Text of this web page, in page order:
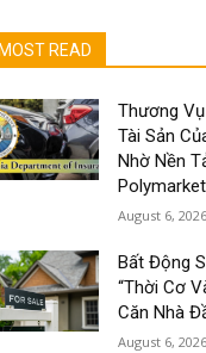
MOST READ
Thương Vụ
Tài Sản
Nhờ Nền
Polymarket
August 6, 2026
Bất Động
“Thời Cơ
Căn Nhà
August 6, 2026